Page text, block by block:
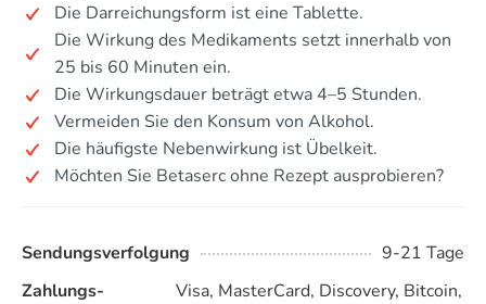
Die Darreichungsform ist eine Tablette.
Die Wirkung des Medikaments setzt innerhalb von
25 bis 60 Minuten ein.
Die Wirkungsdauer beträgt etwa 4–5 Stunden.
Vermeiden Sie den Konsum von Alkohol.
Die häufigste Nebenwirkung ist Übelkeit.
Möchten Sie Betaserc ohne Rezept ausprobieren?
Sendungsverfolgung
9-21 Tage
Zahlungs-
Visa, MasterCard, Discovery, Bitcoin,